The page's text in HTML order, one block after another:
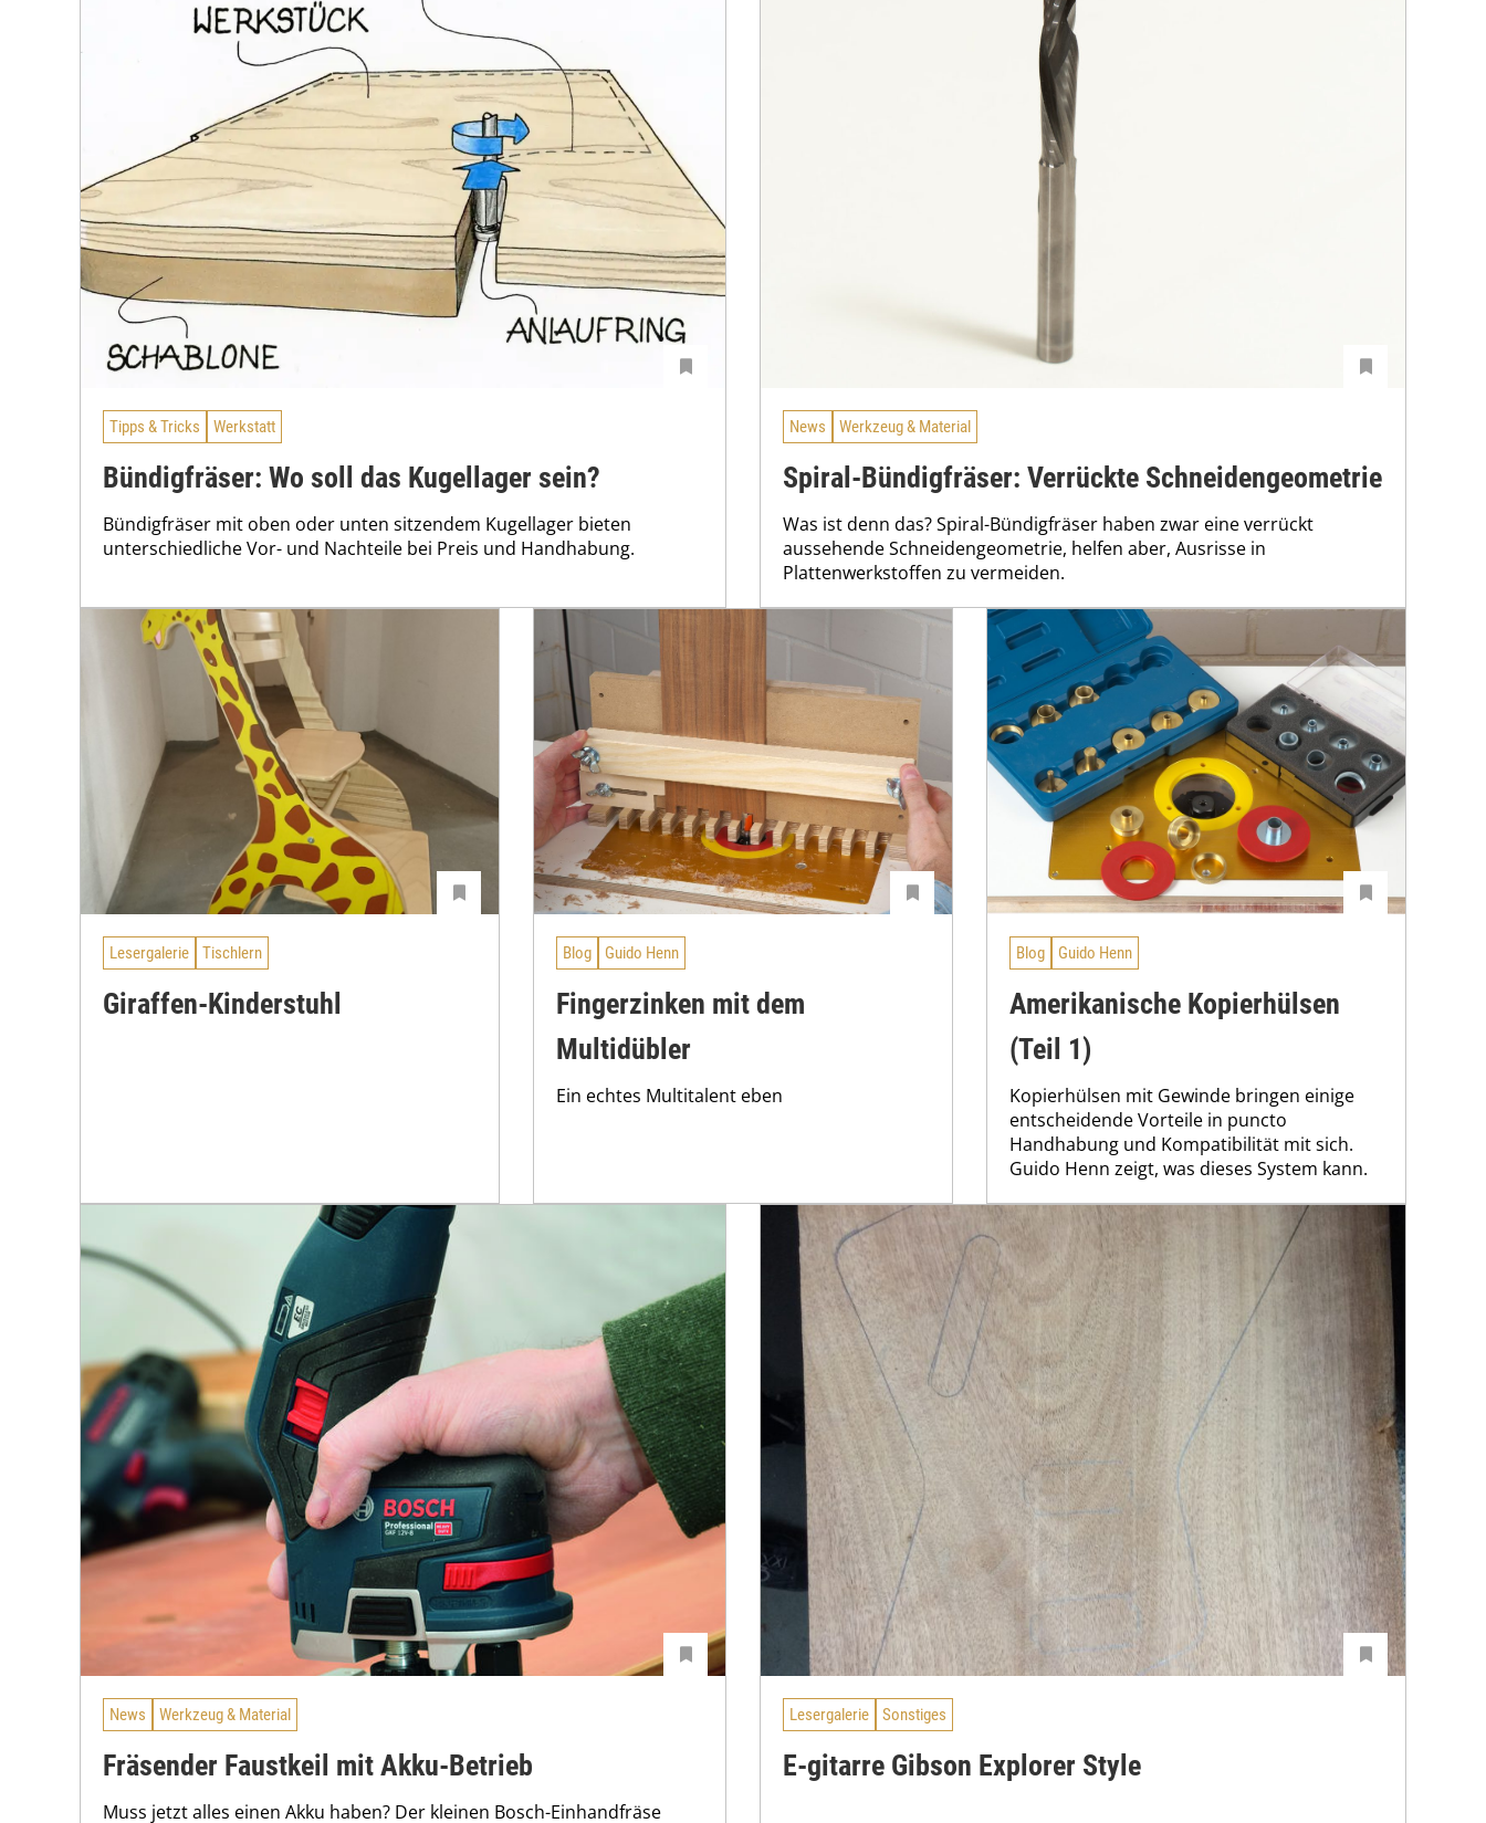
Tipps & Tricks Werkstatt
Bündigfräser: Wo soll das Kugellager sein?
Bündigfräser mit oben oder unten sitzendem Kugellager bieten
unterschiedliche Vor- und Nachteile bei Preis und Handhabung.
News Werkzeug & Material
Spiral-Bündigfräser: Verrückte Schneidengeometrie
Was ist denn das? Spiral-Bündigfräser haben zwar eine verrückt
aussehende Schneidengeometrie, helfen aber, Ausrisse in
Plattenwerkstoffen zu vermeiden.
Lesergalerie Tischlern
Giraffen-Kinderstuhl
Blog Guido Henn
Fingerzinken mit dem
Multidübler
Ein echtes Multitalent eben
Blog Guido Henn
Amerikanische Kopierhülsen
(Teil 1)
Kopierhülsen mit Gewinde bringen einige
entscheidende Vorteile in puncto
Handhabung und Kompatibilität mit sich.
Guido Henn zeigt, was dieses System kann.
News Werkzeug & Material
Fräsender Faustkeil mit Akku-Betrieb
Muss jetzt alles einen Akku haben? Der kleinen Bosch-Einhandfräse
Lesergalerie Sonstiges
E-gitarre Gibson Explorer Style